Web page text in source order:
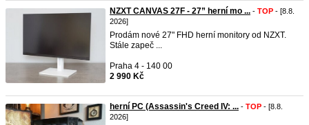
NZXT CANVAS 27F - 27” herní mo ... - TOP - [8.8.
2026]
Prodám nové 27" FHD herní monitory od NZXT.
Stále zapeč ...
Praha 4 - 140 00
2 990 Kč
herní PC (Assassin's Creed IV: ... - TOP - [8.8.
2026]